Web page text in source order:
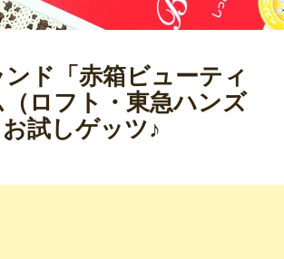
ド「赤箱ビューティ
ロフト・東急ハンズ
試しゲッツ♪